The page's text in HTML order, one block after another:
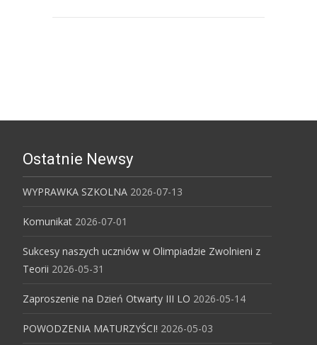
Ostatnie Newsy
WYPRAWKA SZKOLNA 2026-07-13
Komunikat 2026-07-01
Sukcesy naszych uczniów w Olimpiadzie Zwolnieni z
Teorii 2026-05-31
Zaproszenie na Dzień Otwarty III LO 2026-05-14
POWODZENIA MATURZYŚCI! 2026-05-03